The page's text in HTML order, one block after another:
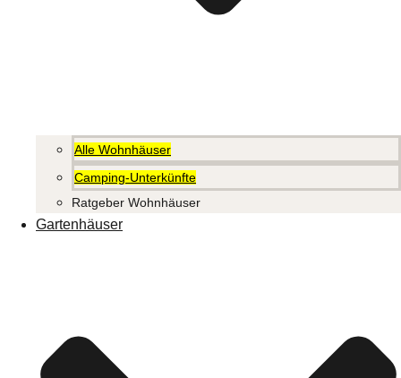
Alle Wohnhäuser
Camping-Unterkünfte
Ratgeber Wohnhäuser
Gartenhäuser